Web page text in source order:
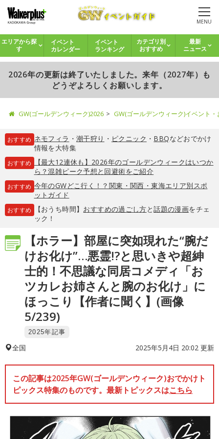
MENU
エリアから探
す
イベント
カレンダー
イベント
ランキング
カテゴリ別
おすすめ
最新
ニュース
2026年の更新は終了いたしました。来年（2027年）も
どうぞよろしくお願いします。
GW(ゴールデンウィーク)2026 GW(ゴールデンウィーク)イベント
おすすめ ネモフィラ ・ 潮干狩り ・ ピクニック ・ BBQなどおでかけ
情報を大特集
おすすめ
【最大12連休も】2026年のゴールデンウィークはいつか
ら？混雑ピーク予想と回避術をご紹介
おすすめ 今年のGWどこ行く！？関東・関西・東海エリア別スポ
ットガイド
おすすめ 【おうち時間】 おすすめの過ごし方と話題の漫画をチェ
ック！
【ホラー】部屋に突如現れた“腕だ
けお化け”…悪霊!?と思いきや超紳
士的！不思議な同居コメディ「お
ツカレお姉さんと腕のお化け」に
ほっこり【作者に聞く】(画像
5/239)
2025年記事
全国 2025年5月4日 20:02 更新
この記事は2025年GW(ゴールデンウィーク)おでかけト
ピックス特集のものです。最新トピックスはこちら